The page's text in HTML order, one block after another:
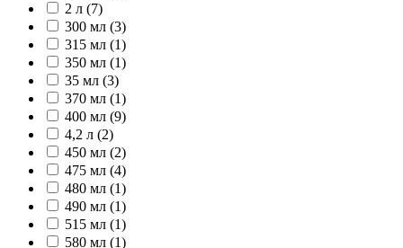
2 л (7)
300 мл (3)
315 мл (1)
350 мл (1)
35 мл (3)
370 мл (1)
400 мл (9)
4,2 л (2)
450 мл (2)
475 мл (4)
480 мл (1)
490 мл (1)
515 мл (1)
580 мл (1)